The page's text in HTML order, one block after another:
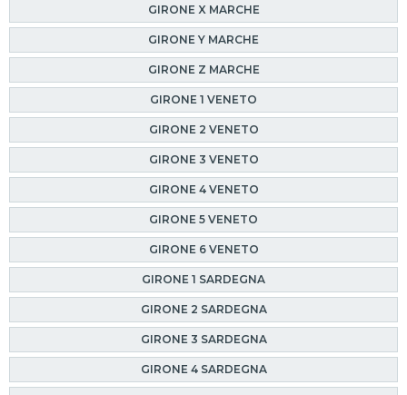
GIRONE X MARCHE
GIRONE Y MARCHE
GIRONE Z MARCHE
GIRONE 1 VENETO
GIRONE 2 VENETO
GIRONE 3 VENETO
GIRONE 4 VENETO
GIRONE 5 VENETO
GIRONE 6 VENETO
GIRONE 1 SARDEGNA
GIRONE 2 SARDEGNA
GIRONE 3 SARDEGNA
GIRONE 4 SARDEGNA